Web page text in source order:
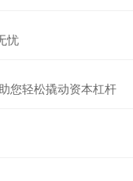
忧
您轻松撬动资本杠杆